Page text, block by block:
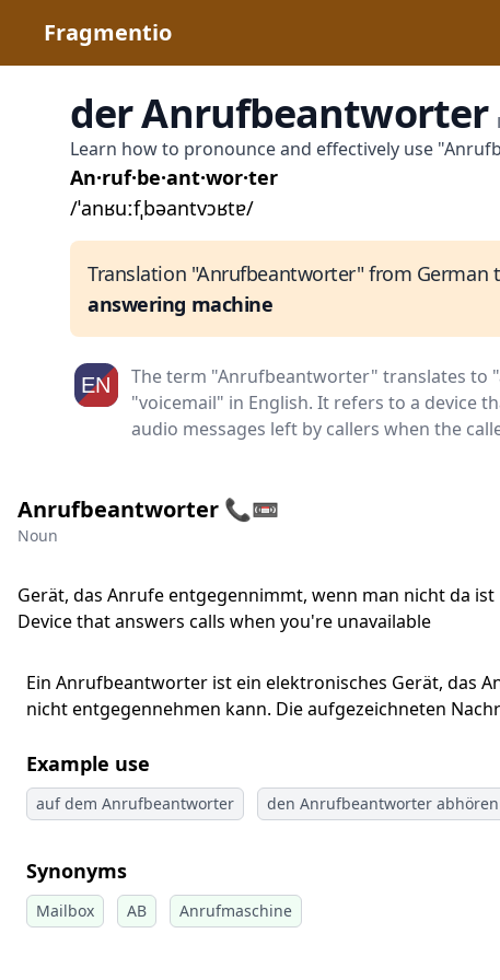
Fragmentio
der Anrufbeantworter
Learn how to pronounce and effectively use
An·ruf·be·ant·wor·ter
/ˈanʁuːfˌbəantvɔʁtɐ/
Translation "Anrufbeantworter" from German
answering machine
The term "Anrufbeantworter" translates to
"voicemail" in English. It refers to a device
audio messages left by callers when the
Anrufbeantworter 📞📼
Noun
Gerät, das Anrufe entgegennimmt, wenn man nicht da ist
Device that answers calls when you're unavailable
Ein Anrufbeantworter ist ein elektronisches Gerät, das
nicht entgegennehmen kann. Die aufgezeichneten
Example use
auf dem Anrufbeantworter den Anrufbeantworter abhören
Synonyms
Mailbox AB Anrufmaschine